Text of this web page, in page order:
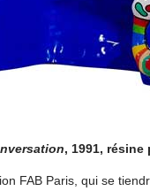
, 1991, résine
FAB Paris, qui se